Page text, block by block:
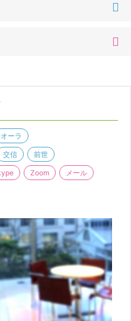
オーラ
交信 前世
Zoom メール